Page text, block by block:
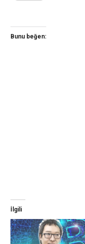
Bunu beğen:
İlgili